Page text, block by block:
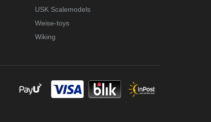
USK Scalemodels
Weise-toys
Wiking